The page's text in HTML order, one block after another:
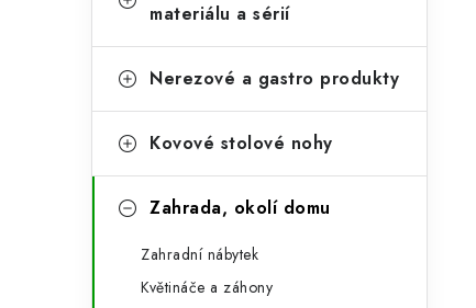
t
a
g
r
materiálu a sérií
Nerezové a gastro produkty
Kovové stolové nohy
Zahrada, okolí domu
Zahradní nábytek
Květináče a záhony